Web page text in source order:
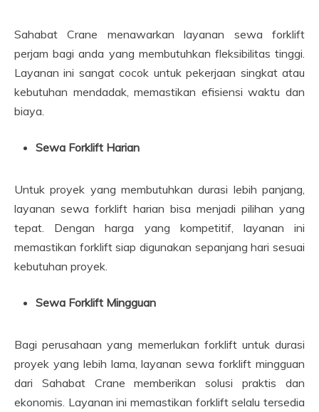
Sahabat Crane menawarkan layanan sewa forklift
perjam bagi anda yang membutuhkan fleksibilitas tinggi.
Layanan ini sangat cocok untuk pekerjaan singkat atau
kebutuhan mendadak, memastikan efisiensi waktu dan
biaya.
Sewa Forklift Harian
Untuk proyek yang membutuhkan durasi lebih panjang,
layanan sewa forklift harian bisa menjadi pilihan yang
tepat. Dengan harga yang kompetitif, layanan ini
memastikan forklift siap digunakan sepanjang hari sesuai
kebutuhan proyek.
Sewa Forklift Mingguan
Bagi perusahaan yang memerlukan forklift untuk durasi
proyek yang lebih lama, layanan sewa forklift mingguan
dari Sahabat Crane memberikan solusi praktis dan
ekonomis. Layanan ini memastikan forklift selalu tersedia